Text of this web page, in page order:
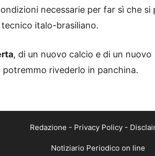
necessarie per far sì che si
italo-brasiliano.
, di un nuovo calcio e di un nuovo
rivederlo in panchina.
Redazione - Privacy Policy-
Notiziario Periodico on line